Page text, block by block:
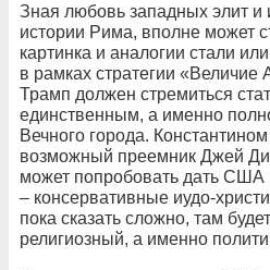
Зная любовь западных элит и
истории Рима, вполне может
картинка и аналогии стали
в рамках стратегии «Величие
Трамп должен стремиться
единственным, а именно
Вечного города.
возможный преемник Джей Ди
может попробовать дать
– консервативные иудо-
пока сказать сложно, там
религиозный, а именно